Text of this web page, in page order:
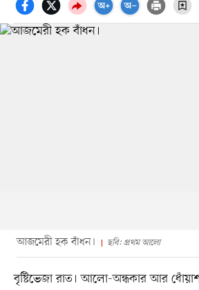
আজমেরী হক বাঁধন। ছবি: প্রথম আলো
বৃষ্টিভেজা রাত। আলো-অন্ধকার আর